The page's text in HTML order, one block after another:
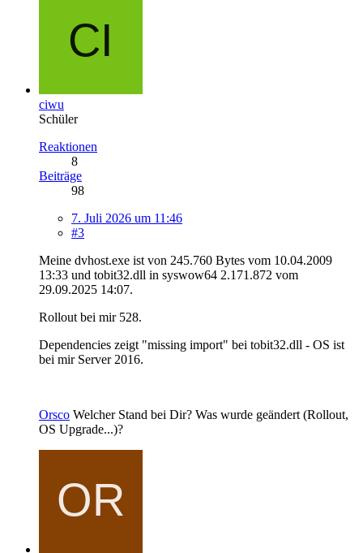
ciwu
Schüler
Reaktionen
8
Beiträge
98
7. Juli 2026 um 11:46
#3
Meine dvhost.exe ist von 245.760 Bytes vom 10.04.2009
13:33 und tobit32.dll in syswow64 2.171.872 vom
29.09.2025 14:07.
Rollout bei mir 528.
Dependencies zeigt "missing import" bei tobit32.dll - OS ist
bei mir Server 2016.
Orsco Welcher Stand bei Dir? Was wurde geändert (Rollout,
OS Upgrade...)?